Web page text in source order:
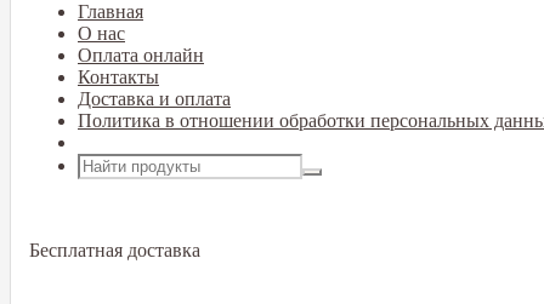
Главная
О нас
Оплата онлайн
Контакты
Доставка и оплата
Политика в отношении обработки персональных
Бесплатная доставка